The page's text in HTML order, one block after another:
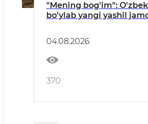
"Mening bog'im":
bo'ylab yangi yashil
04.08.2026
370